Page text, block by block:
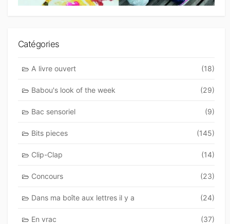
Catégories
A livre ouvert (18)
Babou's look of the week (29)
Bac sensoriel (9)
Bits pieces (145)
Clip-Clap (14)
Concours (23)
Dans ma boîte aux lettres il y a (24)
En vrac (37)